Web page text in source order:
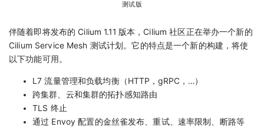
测试版
伴随着即将发布的 Cilium 1.11 版本，Cilium 社区正在举办一个新的
Cilium Service Mesh 测试计划。它的特点是一个新的构建，将使
以下功能可用。
L7 流量管理和负载均衡（HTTP，gRPC，…）
跨集群、云和集群的拓扑感知路由
TLS 终止
通过 Envoy 配置的金丝雀发布、重试、速率限制、断路等